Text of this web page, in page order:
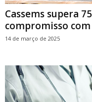
Cassems supera
compromisso com
14 de março de 2025